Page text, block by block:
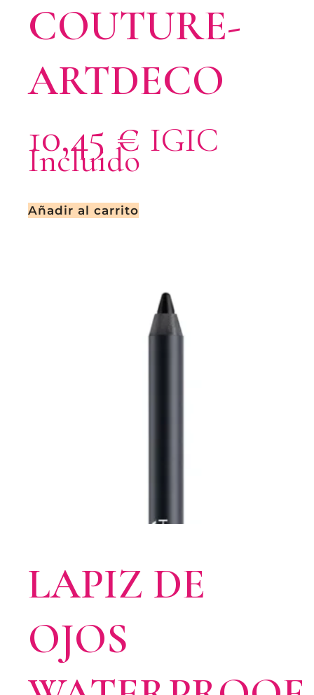
COUTURE-
ARTDECO
10,45 € IGIC
Incluido
Añadir al carrito
LAPIZ DE
OJOS